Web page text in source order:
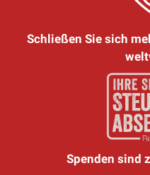
Schließen Sie sich
Spenden sind